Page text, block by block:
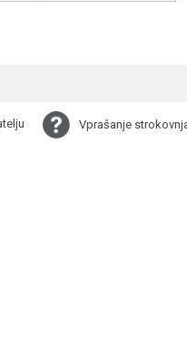
Vprašanje